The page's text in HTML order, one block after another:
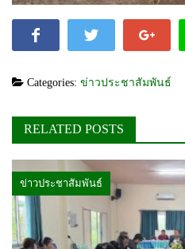
Categories: ข่าวประชาสัมพันธ์
RELATED POSTS
ข่าวประชาสัมพันธ์